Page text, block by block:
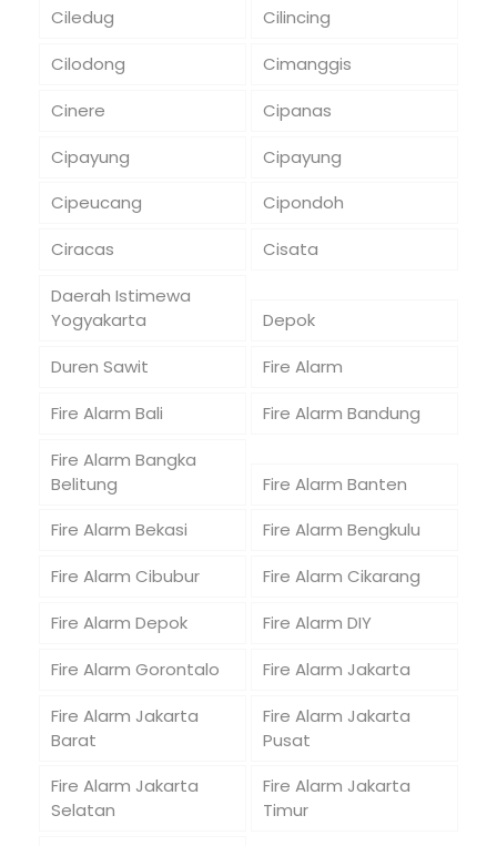
Ciledug
Cilincing
Cilodong
Cimanggis
Cinere
Cipanas
Cipayung
Cipayung
Cipeucang
Cipondoh
Ciracas
Cisata
Daerah Istimewa
Yogyakarta
Depok
Duren Sawit
Fire Alarm
Fire Alarm Bali
Fire Alarm Bandung
Fire Alarm Bangka
Belitung
Fire Alarm Banten
Fire Alarm Bekasi
Fire Alarm Bengkulu
Fire Alarm Cibubur
Fire Alarm Cikarang
Fire Alarm Depok
Fire Alarm DIY
Fire Alarm Gorontalo
Fire Alarm Jakarta
Fire Alarm Jakarta
Barat
Fire Alarm Jakarta
Pusat
Fire Alarm Jakarta
Selatan
Fire Alarm Jakarta
Timur